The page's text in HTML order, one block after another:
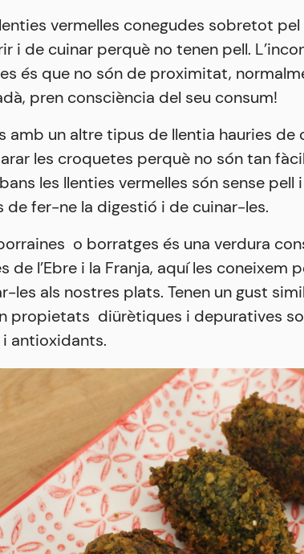
vermelles conegudes sobretot
i de cuinar perquè no tenen pell.
és que no són de proximitat,
pren consciència del seu consum!
amb un altre tipus de llentia hauries de
les croquetes perquè no són tan
les llenties vermelles són sense
de fer-ne la digestió i de cuinar-les.
o borratges és una verdura
de l’Ebre i la Franja, aquí les coneixem
les als nostres plats. Tenen un gust
propietats diürètiques i depuratives
antioxidants.